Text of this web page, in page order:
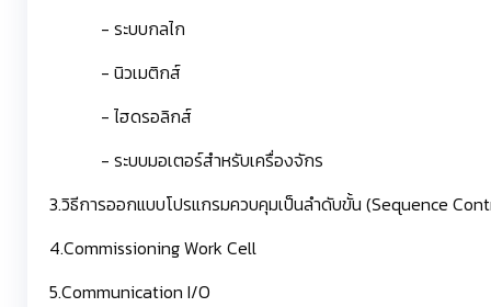
- ระบบกลไก
- นิวเมติกส์
- ไฮดรอลิกส์
- ระบบมอเตอร์สำหรับเครื่องจักร
3.วิธีการออกแบบโปรแกรมควบคุมเป็นลำดับขั้น (Sequence
4.Commissioning Work Cell
5.Communication I/O